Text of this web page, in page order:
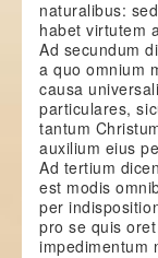
naturalibus:
habet virtutem
Ad secundum
a quo omnium
causa
particulares,
tantum
auxilium eius
Ad tertium
est modis
per
pro se quis
impedimentum